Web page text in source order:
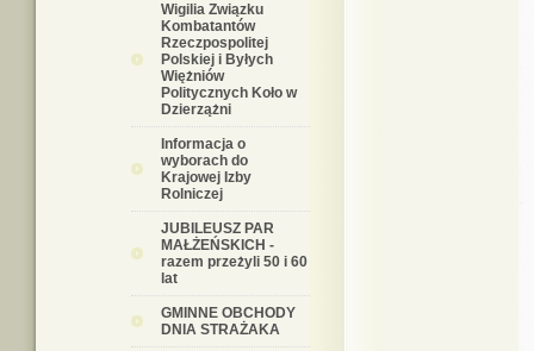
Wigilia Związku
Kombatantów
Rzeczpospolitej
Polskiej i Byłych
Więżniów
Politycznych Koło w
Dzierzążni
Informacja o
wyborach do
Krajowej Izby
Rolniczej
JUBILEUSZ PAR
MAŁŻEŃSKICH -
razem przeżyli 50 i 60
lat
GMINNE OBCHODY
DNIA STRAŻAKA